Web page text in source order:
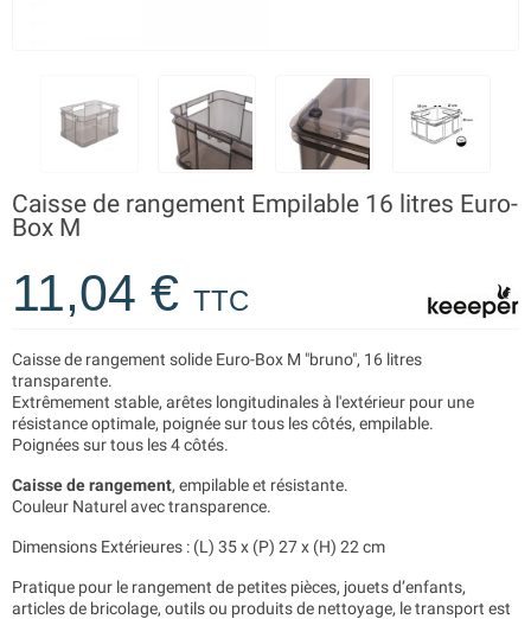
Caisse de rangement Empilable 16 litres Euro-
Box M
11,04 € TTC
Caisse de rangement solide Euro-Box M "bruno", 16 litres
transparente.
Extrêmement stable, arêtes longitudinales à l'extérieur pour une
résistance optimale, poignée sur tous les côtés, empilable.
Poignées sur tous les 4 côtés.
Caisse de rangement, empilable et résistante.
Couleur Naturel avec transparence.
Dimensions Extérieures : (L) 35 x (P) 27 x (H) 22 cm
Pratique pour le rangement de petites pièces, jouets d’enfants,
articles de bricolage, outils ou produits de nettoyage, le transport est